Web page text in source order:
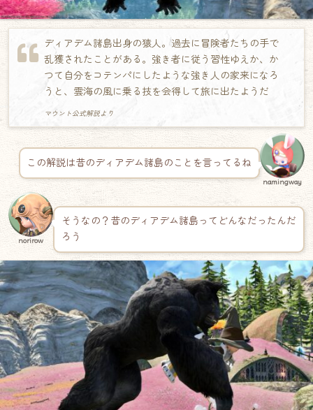
ディアデム諸島出身の猿人。過去に冒険者たちの手で
乱獲されたことがある。強き者に従う習性ゆえか、か
つて自分をコテンパにしたような強き人の家来になろ
うと、雲海の風に乗る技を会得して旅に出たようだ
マウント公式解説より
この解説は昔のディアデム諸島のことを言ってるね
namingway
norirow
そうなの？昔のディアデム諸島ってどんなだったんだ
ろう